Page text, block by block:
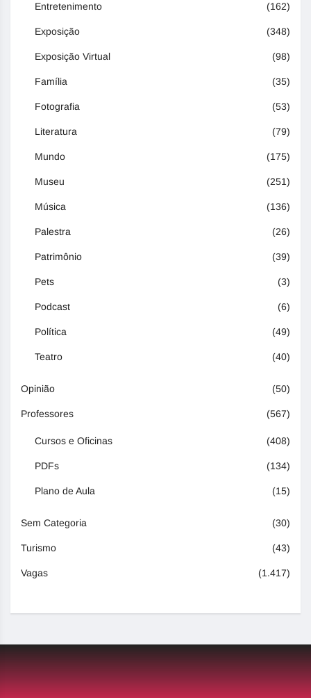
Entretenimento (162)
Exposição (348)
Exposição Virtual (98)
Família (35)
Fotografia (53)
Literatura (79)
Mundo (175)
Museu (251)
Música (136)
Palestra (26)
Patrimônio (39)
Pets (3)
Podcast (6)
Política (49)
Teatro (40)
Opinião (50)
Professores (567)
Cursos e Oficinas (408)
PDFs (134)
Plano de Aula (15)
Sem Categoria (30)
Turismo (43)
Vagas (1.417)